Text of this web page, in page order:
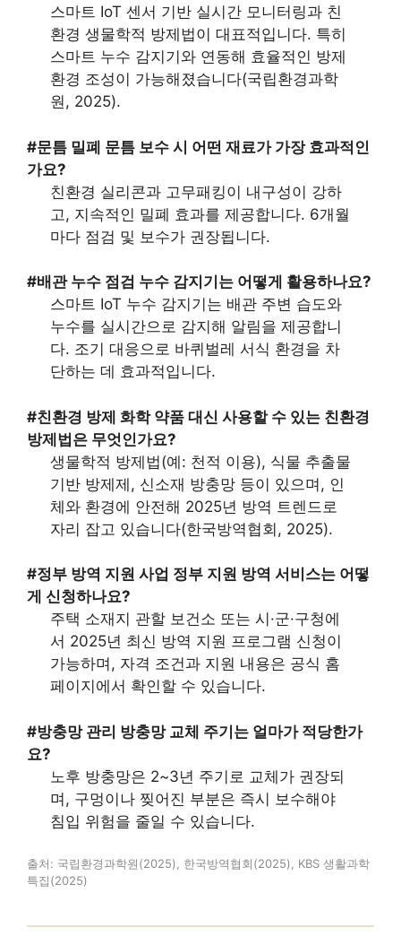
스마트 IoT 센서 기반 실시간 모니터링과 친
환경 생물학적 방제법이 대표적입니다. 특히
스마트 누수 감지기와 연동해 효율적인 방제
환경 조성이 가능해졌습니다(국립환경과학
원, 2025).
#문틈 밀폐 문틈 보수 시 어떤 재료가 가장 효과적인
가요?
친환경 실리콘과 고무패킹이 내구성이 강하
고, 지속적인 밀폐 효과를 제공합니다. 6개월
마다 점검 및 보수가 권장됩니다.
#배관 누수 점검 누수 감지기는 어떻게 활용하나요?
스마트 IoT 누수 감지기는 배관 주변 습도와
누수를 실시간으로 감지해 알림을 제공합니
다. 조기 대응으로 바퀴벌레 서식 환경을 차
단하는 데 효과적입니다.
#친환경 방제 화학 약품 대신 사용할 수 있는 친환경
방제법은 무엇인가요?
생물학적 방제법(예: 천적 이용), 식물 추출물
기반 방제제, 신소재 방충망 등이 있으며, 인
체와 환경에 안전해 2025년 방역 트렌드로
자리 잡고 있습니다(한국방역협회, 2025).
#정부 방역 지원 사업 정부 지원 방역 서비스는 어떻
게 신청하나요?
주택 소재지 관할 보건소 또는 시·군·구청에
서 2025년 최신 방역 지원 프로그램 신청이
가능하며, 자격 조건과 지원 내용은 공식 홈
페이지에서 확인할 수 있습니다.
#방충망 관리 방충망 교체 주기는 얼마가 적당한가
요?
노후 방충망은 2~3년 주기로 교체가 권장되
며, 구멍이나 찢어진 부분은 즉시 보수해야
침입 위험을 줄일 수 있습니다.
출처: 국립환경과학원(2025), 한국방역협회(2025), KBS 생활과학
특집(2025)